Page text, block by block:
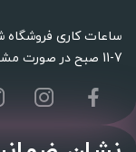
سرشیر
7-11 صبح در صورت مشغول بودن پیامک ارسال کنید